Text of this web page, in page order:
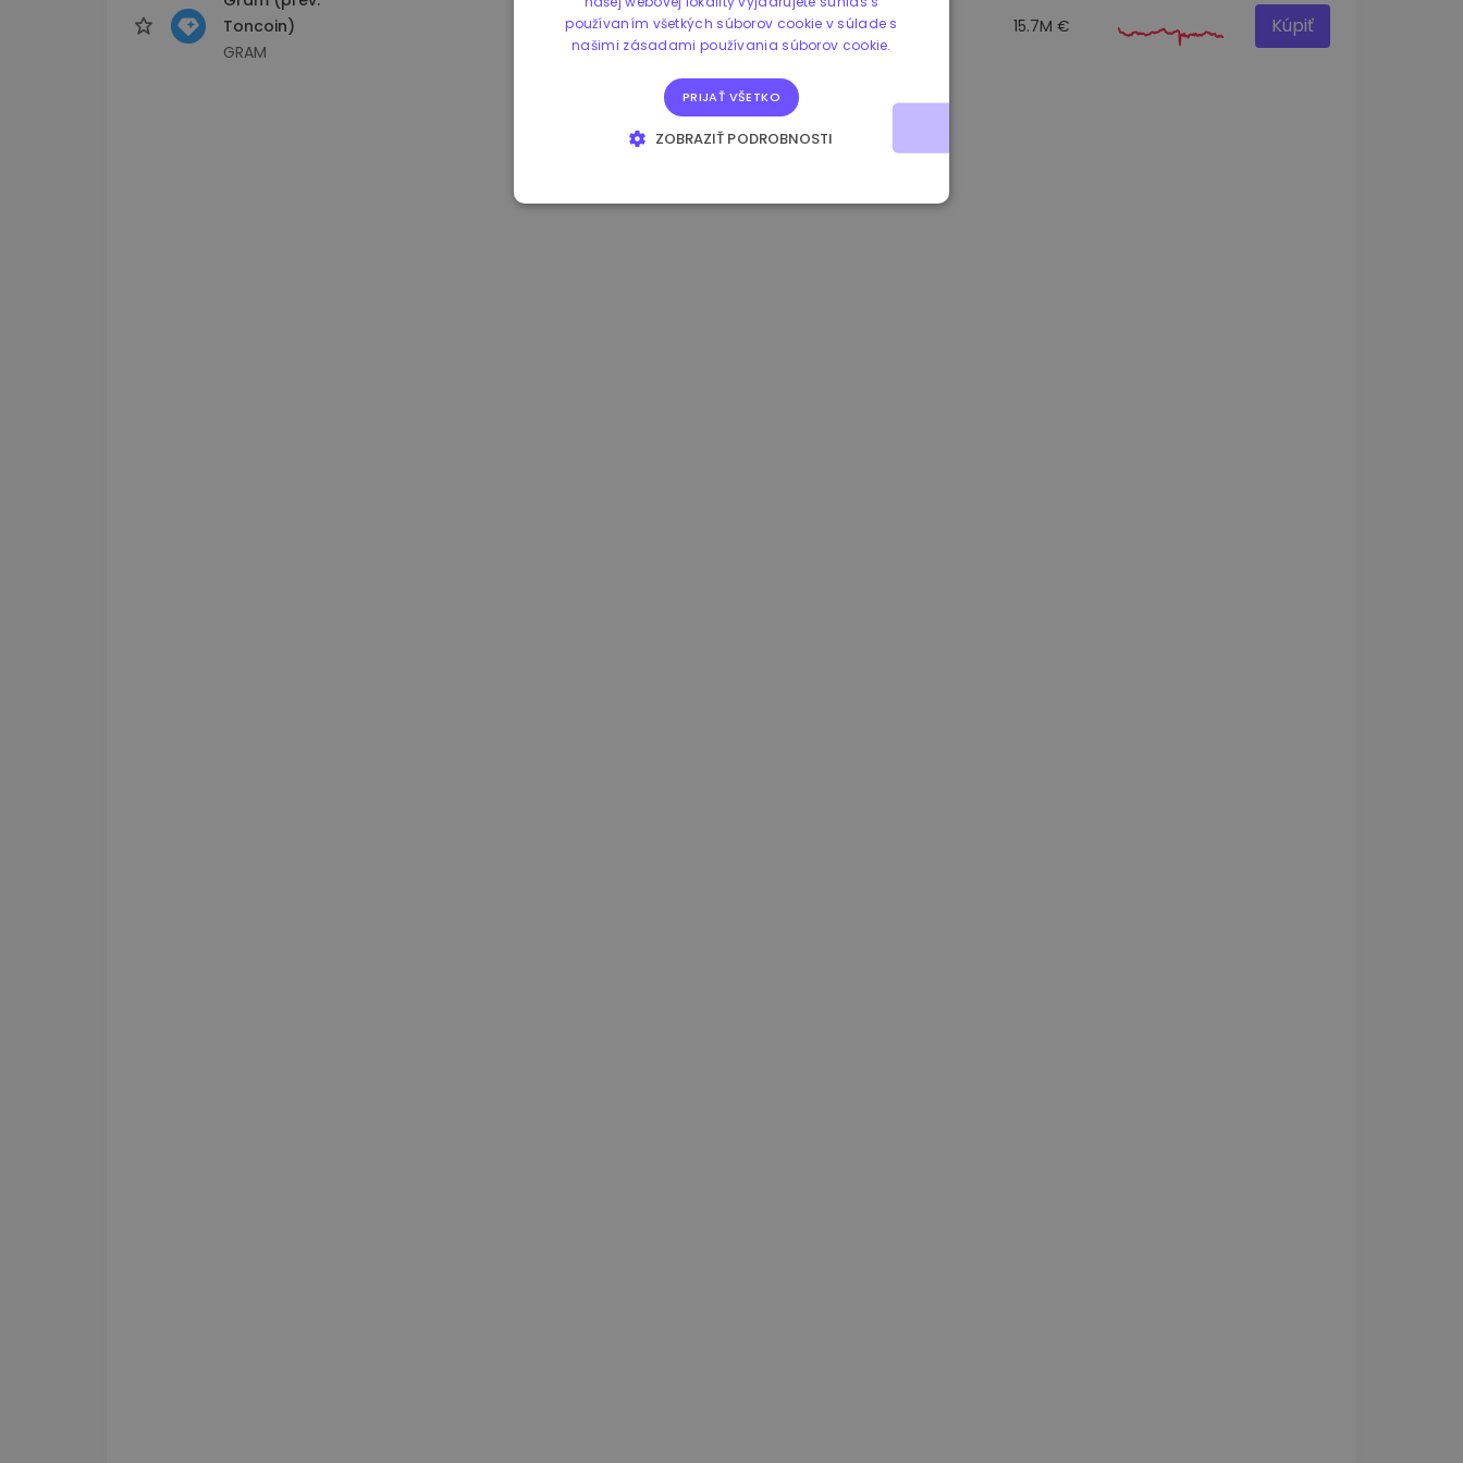
Toncoin)
GRAM
1.190000 € -2.10% 3.3B € 15.7M € Kúpiť
používaním všetkých súborov cookie v súlade s
našimi zásadami používania súborov cookie.
PRIJAŤ VŠETKO
ZOBRAZIŤ PODROBNOSTI